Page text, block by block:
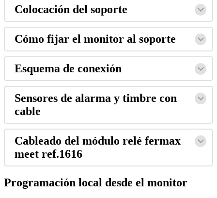
Colocación del soporte
Cómo fijar el monitor al soporte
Esquema de conexión
Sensores de alarma y timbre con
cable
Cableado del módulo relé fermax
meet ref.1616
Programación local desde el monitor